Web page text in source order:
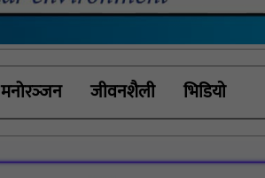
मनोरञ्‍जन जीवनशैली भिडियाे